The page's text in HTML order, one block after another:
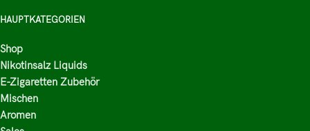
HAUPTKATEGORIEN
Shop
Nikotinsalz Liquids
E-Zigaretten Zubehör
Mischen
Aromen